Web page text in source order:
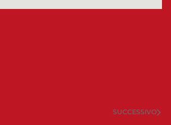
SUCCESSIVO